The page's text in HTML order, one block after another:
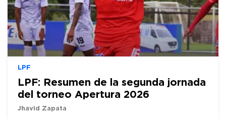
LPF
LPF: Resumen de la segunda jornada
del torneo Apertura 2026
Jhavid Zapata